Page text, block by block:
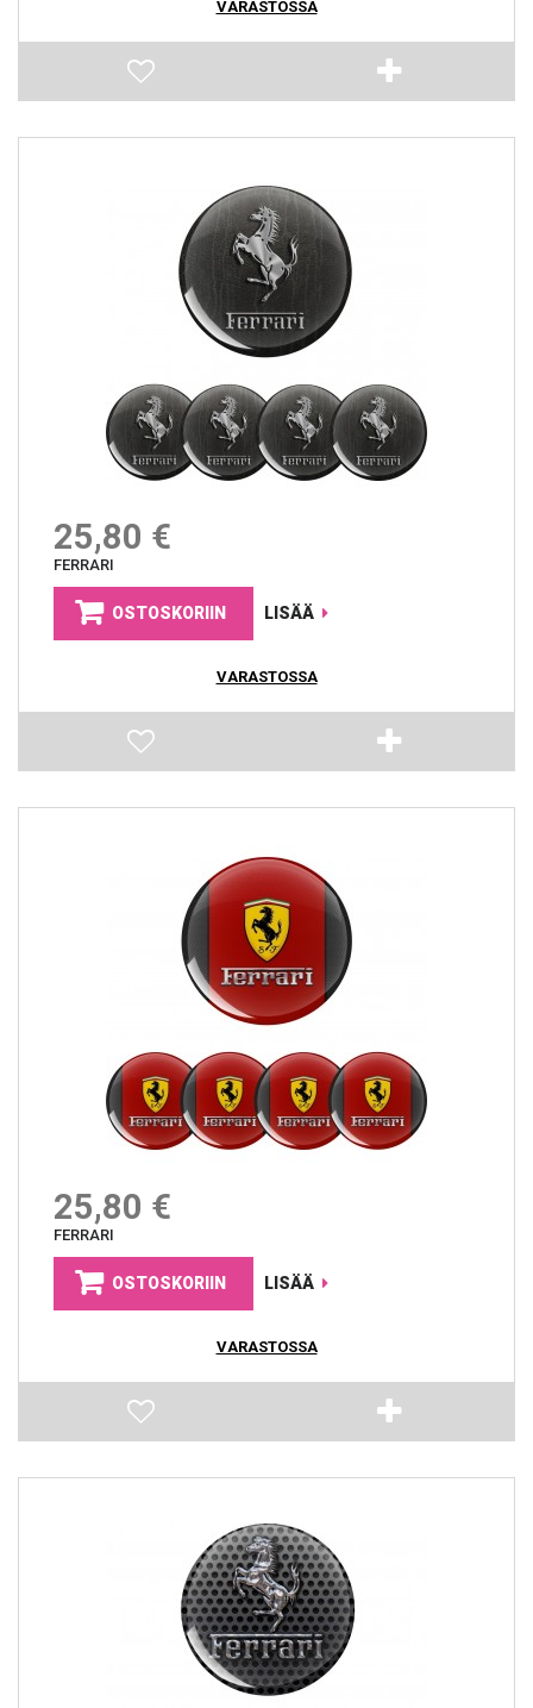
VARASTOSSA
25,80 €
FERRARI
OSTOSKORIIN LISÄÄ
VARASTOSSA
25,80 €
FERRARI
OSTOSKORIIN LISÄÄ
VARASTOSSA